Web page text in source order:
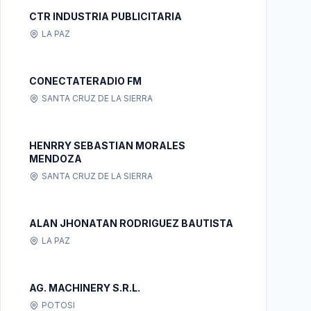
CTR INDUSTRIA PUBLICITARIA
LA PAZ
CONECTATERADIO FM
SANTA CRUZ DE LA SIERRA
HENRRY SEBASTIAN MORALES
MENDOZA
SANTA CRUZ DE LA SIERRA
ALAN JHONATAN RODRIGUEZ BAUTISTA
LA PAZ
AG. MACHINERY S.R.L.
POTOSI